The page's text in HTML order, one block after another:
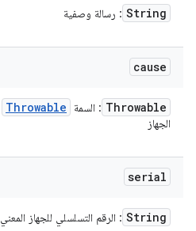
String : رسالة وصفية
cause
Throwable : السمة Throwable
الجهاز
serial
String : الرقم التسلسلي للجهاز المعني